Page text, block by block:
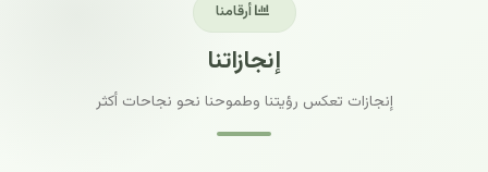
أرقامنا
إنجازاتنا
إنجازات تعكس رؤيتنا وطموحنا نحو نجاحات أكثر